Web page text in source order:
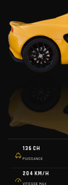
136 CH
PUISSANCE
204 KM/H
VITESSE MAX